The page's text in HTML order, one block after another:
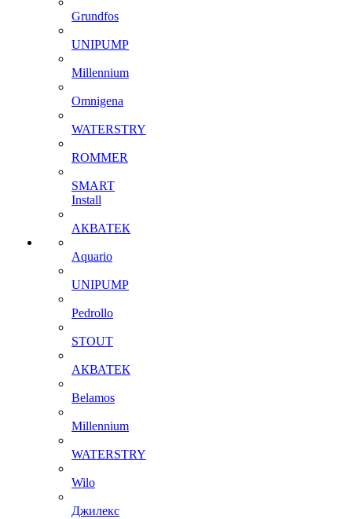
Grundfos
UNIPUMP
Millennium
Omnigena
WATERSTRY
ROMMER
SMART
Install
АКВАТЕК
Aquario
UNIPUMP
Pedrollo
STOUT
АКВАТЕК
Belamos
Millennium
WATERSTRY
Wilo
Джилекс